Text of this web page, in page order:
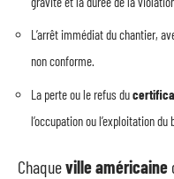
L’arrêt immédiat du chantier,
non conforme.
La perte ou le refus du
l’occupation ou l’exploitation du
Chaqueville américaine